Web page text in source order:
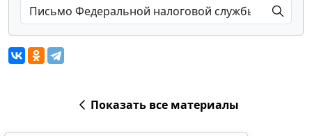
Показать все материалы